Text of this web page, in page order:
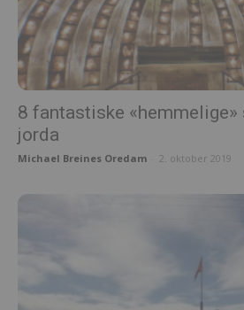
8 fantastiske «hemmelige»
jorda
Michael Breines Oredam 2. oktober 2019